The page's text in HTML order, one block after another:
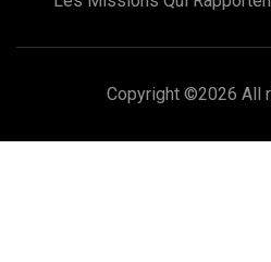
Copyright ©2026 All